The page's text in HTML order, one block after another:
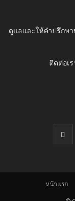
ดูแลและให้คำปรึกษา
ติดต่อเร
หน้าแรก